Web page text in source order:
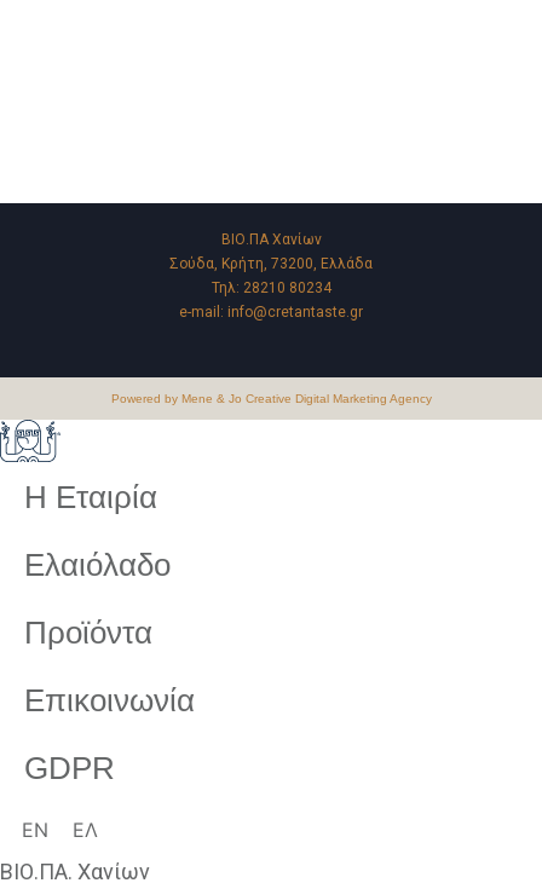
ΒΙΟ.ΠΑ Χανίων
Σούδα, Κρήτη, 73200, Ελλάδα
Τηλ: 28210 80234
e-mail: info@cretantaste.gr
Powered by Mene & Jo Creative Digital Marketing Agency
Η Εταιρία
Ελαιόλαδο
Προϊόντα
Επικοινωνία
GDPR
EN ΕΛ
ΒΙΟ.ΠΑ. Χανίων